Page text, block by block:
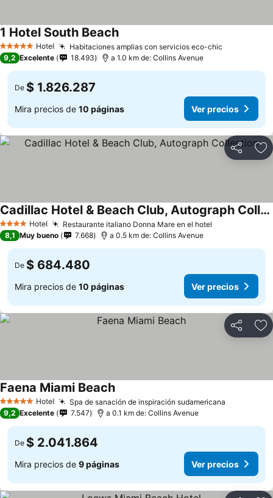
5 Estrellas Hotel Habitaciones amplias con servicios eco-chic
1 Hotel South Beach
9,2 Excelente 18.493 a 1.0 km de: Collins Avenue
De $ 1.826.287
Mira precios de 10 páginas Ver precios
Compartir
4 EstrellasHotel Restaurante italiano Donna Mare en el hotel
Cadillac Hotel & Beach Club, Autograph Collection
8,1 Muy bueno 7.668 a 0.5 km de: Collins Avenue
De $ 684.480
Mira precios de 10 páginas Ver precios
Compartir
5 Estrellas Hotel Spa de sanación de inspiración sudamericana
Faena Miami Beach
9,2 Excelente 7.547 a 0.1 km de: Collins Avenue
De $ 2.041.864
Mira precios de 9 páginas Ver precios